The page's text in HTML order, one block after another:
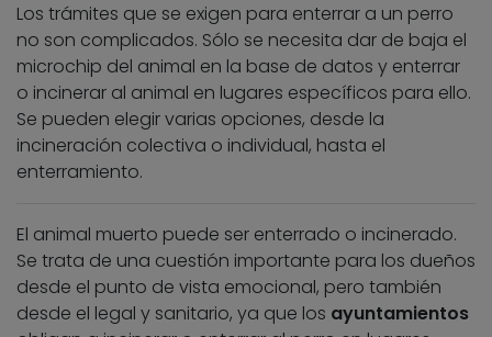
Los trámites que se exigen para enterrar a un perro
no son complicados. Sólo se necesita dar de baja el
microchip del animal en la base de datos y enterrar
o incinerar al animal en lugares específicos para ello.
Se pueden elegir varias opciones, desde la
incineración colectiva o individual, hasta el
enterramiento.
El animal muerto puede ser enterrado o incinerado.
Se trata de una cuestión importante para los dueños
desde el punto de vista emocional, pero también
desde el legal y sanitario, ya que los ayuntamientos